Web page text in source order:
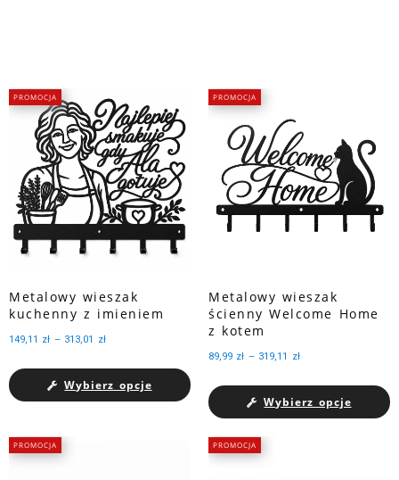
PROMOCJA
Metalowy wieszak
kuchenny z imieniem
149,11 zł – 313,01 zł
Wybierz opcje
PROMOCJA
Metalowy wieszak
ścienny Welcome Home
z kotem
89,99 zł – 319,11 zł
Wybierz opcje
PROMOCJA PROMOCJA